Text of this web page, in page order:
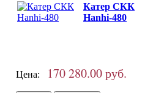
Катер СКК
Hanhi-480
Цена: 170 280.00 руб.